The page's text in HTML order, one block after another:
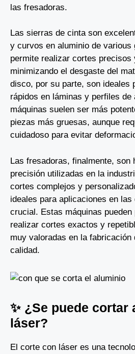
las fresadoras.
Las sierras de cinta son
y curvos en aluminio de various
permite realizar cortes precisos
minimizando el desgaste del
disco, por su parte, son ideales
rápidos en láminas y perfiles de
máquinas suelen ser más
piezas más gruesas, aunque
cuidadoso para evitar
Las fresadoras, finalmente, son
precisión utilizadas en la
cortes complejos y
ideales para aplicaciones en
crucial. Estas máquinas pueden
realizar cortes exactos y
muy valoradas en la fabricación
calidad.
✨ ¿Se puede cortar
láser?
El corte con láser es una